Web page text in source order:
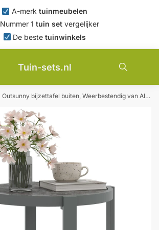
A-merk tuinmeubelen
Nummer 1 tuin set vergelijker
De bestetuinwinkels
Tuin-sets.nl
Outsunny bijzettafel buiten, Weerbestendig van Aluminium Balkontafel met Kunstmarmeren Blad, eenvoudig schoonmaken, 60x 60 x 46 cm, Grijs | Aosom.nl